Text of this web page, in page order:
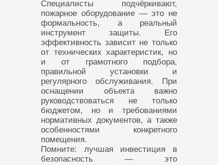
Специалисты подчёркивают,
пожарное оборудование — это не
формальность, а реальный
инструмент защиты. Его
эффективность зависит не только
от технических характеристик, но
и от грамотного подбора,
правильной установки и
регулярного обслуживания. При
оснащении объекта важно
руководствоваться не только
бюджетом, но и требованиями
нормативных документов, а также
особенностями конкретного
помещения.
Помните: лучшая инвестиция в
безопасность — это